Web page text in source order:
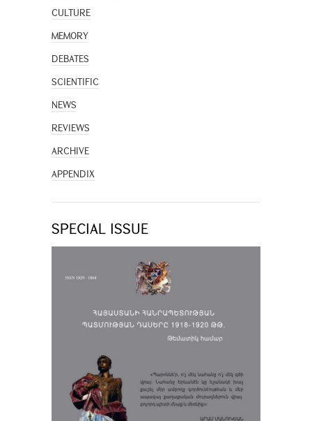
CULTURE
MEMORY
DEBATES
SCIENTIFIC
NEWS
REVIEWS
ARCHIVE
APPENDIX
SPECIAL ISSUE